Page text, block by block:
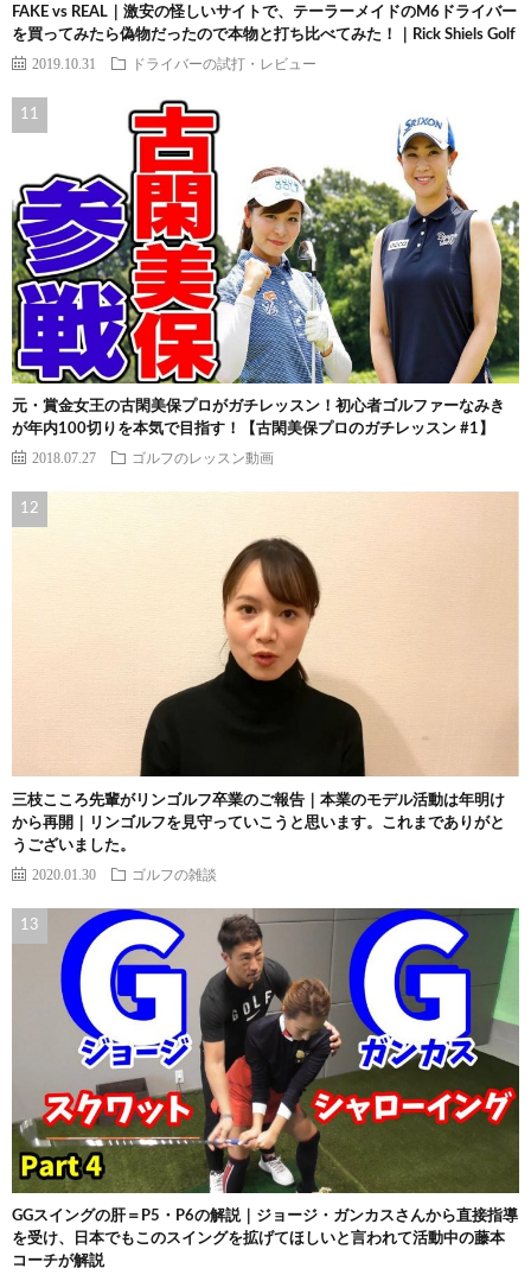
FAKE vs REAL｜激安の怪しいサイトで、テーラーメイドのM6ドライバー
を買ってみたら偽物だったので本物と打ち比べてみた！｜Rick Shiels Golf
2019.10.31 ドライバーの試打・レビュー
元・賞金女王の古閑美保プロがガチレッスン！初心者ゴルファーなみき
が年内100切りを本気で目指す！【古閑美保プロのガチレッスン #1】
2018.07.27 ゴルフのレッスン動画
三枝こころ先輩がリンゴルフ卒業のご報告｜本業のモデル活動は年明け
から再開｜リンゴルフを見守っていこうと思います。これまでありがと
うございました。
2020.01.30 ゴルフの雑談
GGスイングの肝＝P5・P6の解説｜ジョージ・ガンカスさんから直接指導
を受け、日本でもこのスイングを拡げてほしいと言われて活動中の藤本
コーチが解説